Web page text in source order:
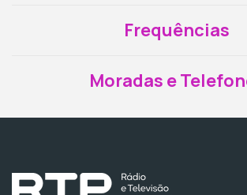
Frequências
Moradas e